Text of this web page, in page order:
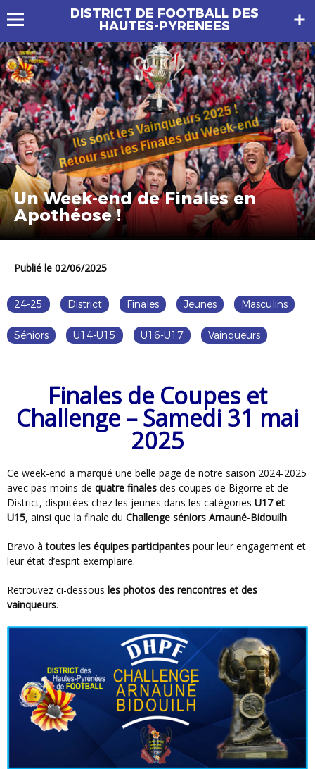
DISTRICT DE FOOTBALL DES
HAUTES-PYRENEES
Un Week-end de Finales en
Apothéose !
Publié le 02/06/2025
24-25 District Finales Jeunes Masculins
Séniors U14-U15 U16-U17 Vainqueurs
Finales de Coupes et
Challenge – Samedi 31 mai
2025
Ce week-end a marqué une belle page de notre saison 2024-2025
avec pas moins de quatre finales des coupes de Bigorre et de
District, disputées chez les jeunes dans les catégories U17 et
U15, ainsi que la finale du Challenge séniors Arnauné-Bidouilh.
Bravo àtoutes les équipes participantes pour leur engagement et
leur état d’esprit exemplaire.
Retrouvez ci-dessous les photos des rencontres et des
vainqueurs.